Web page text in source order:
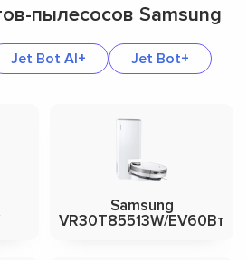
пылесосов Samsung
Jet Bot AI+ Jet Bot+
Samsung
VR30T85513W/EV60Вт